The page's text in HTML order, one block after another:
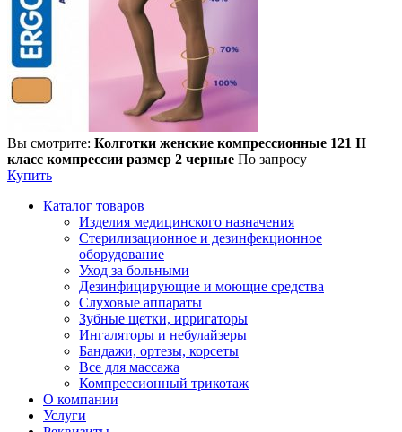
Вы смотрите: Колготки женские компрессионные 121 II
класс компрессии размер 2 черные По запросу
Купить
Каталог товаров
Изделия медицинского назначения
Стерилизационное и дезинфекционное
оборудование
Уход за больными
Дезинфицирующие и моющие средства
Слуховые аппараты
Зубные щетки, ирригаторы
Ингаляторы и небулайзеры
Бандажи, ортезы, корсеты
Все для массажа
Компрессионный трикотаж
О компании
Услуги